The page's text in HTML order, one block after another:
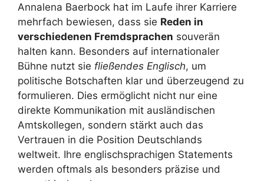
Annalena Baerbock hat im Laufe ihrer Karriere
mehrfach bewiesen, dass sie Reden in
verschiedenen Fremdsprachen souverän
halten kann. Besonders auf internationaler
Bühne nutzt sie fließendes Englisch, um
politische Botschaften klar und überzeugend zu
formulieren. Dies ermöglicht nicht nur eine
direkte Kommunikation mit ausländischen
Amtskollegen, sondern stärkt auch das
Vertrauen in die Position Deutschlands
weltweit. Ihre englischsprachigen Statements
werden oftmals als besonders präzise und